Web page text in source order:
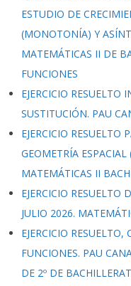
ESTUDIO DE
(MONOTONÍA) Y
MATEMÁTICAS II DE
FUNCIONES
EJERCICIO
SUSTITUCIÓN. PAU
EJERCICIO RESUELTO
GEOMETRÍA
MATEMÁTICAS II
EJERCICIO RESUELTO
JULIO 2026.
EJERCICIO
FUNCIONES. PAU
DE 2º DE